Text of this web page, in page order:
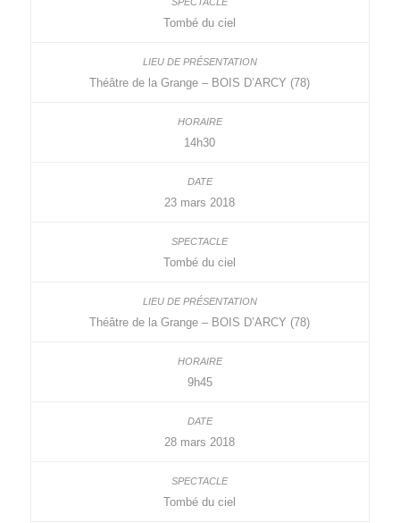
Tombé du ciel
Théâtre de la Grange – BOIS D’ARCY (78)
14h30
23 mars 2018
Tombé du ciel
Théâtre de la Grange – BOIS D’ARCY (78)
9h45
28 mars 2018
Tombé du ciel